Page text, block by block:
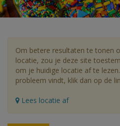
Om betere resultaten te tonen
locatie, zou je deze site
om je huidige locatie af te
probleem vindt, klik dan op de
Lees locatie af